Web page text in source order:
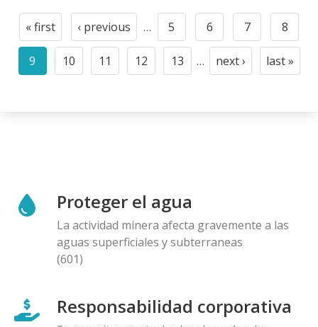
Paginación
First
page
« first
Previous
page
‹ previous …
Page
5
Page
6
Page
7
Page
8
Current
9
Page
10
Page
11
Page
12
Page
13 …
Next
next ›
Last
last »
Proteger el agua
La actividad minera afecta gravemente a las
aguas superficiales y subterraneas
(601)
Responsabilidad corporativa